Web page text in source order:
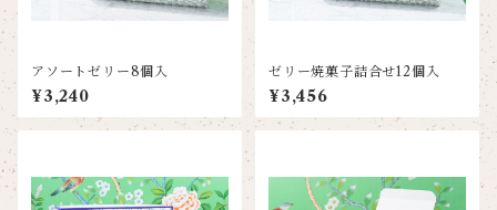
アソートゼリー8個入
¥3,240
ゼリー焼菓子詰合せ12個入
¥3,456